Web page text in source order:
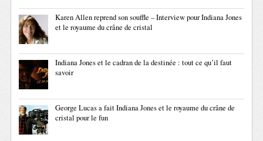
Karen Allen reprend son souffle – Interview pour Indiana Jones
et le royaume du crâne de cristal
Indiana Jones et le cadran de la destinée : tout ce qu’il faut
savoir
George Lucas a fait Indiana Jones et le royaume du crâne de
cristal pour le fun